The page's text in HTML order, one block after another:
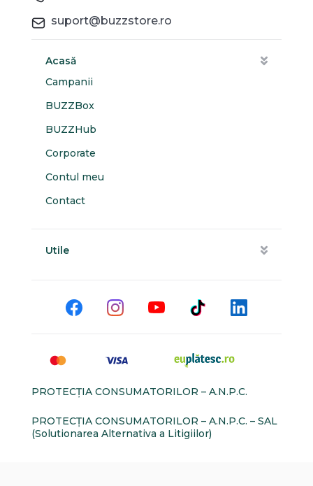
suport@buzzstore.ro
Acasă
Campanii
BUZZBox
BUZZHub
Corporate
Contul meu
Contact
Utile
PROTECŢIA CONSUMATORILOR – A.N.P.C.
PROTECŢIA CONSUMATORILOR – A.N.P.C. – SAL
(Solutionarea Alternativa a Litigiilor)